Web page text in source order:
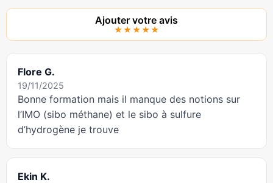
Ajouter votre avis
★★★★★
Flore G.
19/11/2025
Bonne formation mais il manque des notions sur
l’IMO (sibo méthane) et le sibo à sulfure
d’hydrogène je trouve
Ekin K.